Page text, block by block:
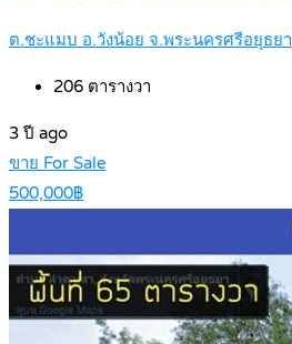
ต.ชะแมบ อ.วังน้อย จ.พระนครศรีอยุธยา
206 ตารางวา
3 ปี ago
ขาย For Sale
500,000฿